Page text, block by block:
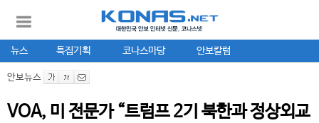
뉴스 특집기획 코나스마당 안보칼럼
안보뉴스
VOA, 미 전문가 “트럼프 2기 북한과 정상외교